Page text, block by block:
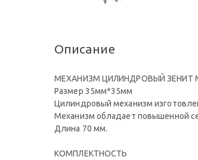
Описание
МЕХАНИЗМ ЦИЛИНДРОВЫЙ ЗЕНИТ
Размер 35мм*35мм
Цилиндровый механизм
Механизм обладает повышенной
Длина 70 мм.
КОМПЛЕКТНОСТЬ